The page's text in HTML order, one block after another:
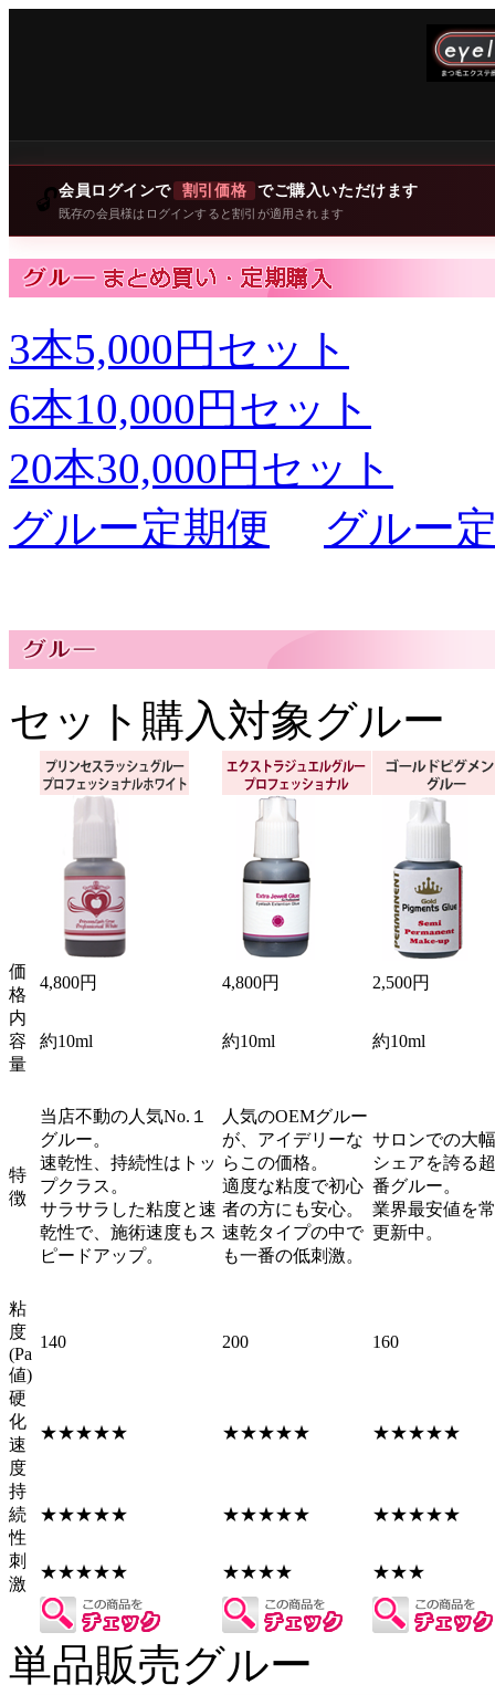
🔓会員ログインで 割引価格 でご購入いただけます
既存の会員様はログインすると割引が適用されます
3本5,000円セット
6本10,000円セット
20本30,000円セット
グルー定期便
グルー
セット購入対象グルー
価
格
4,800円 4,800円
2,500円
内
容
量
約10ml 約10ml 約10ml
特
徴
当店不動の人気No.１
グルー。
速乾性、持続性はトッ
プクラス。
サラサラした粘度と速
乾性で、施術速度もス
ピードアップ。
人気のOEMグルー
が、アイデリーな
らこの価格。
適度な粘度で初心
者の方にも安心。
速乾タイプの中で
も一番の低刺激。
サロンでの大
シェアを誇る
番グルー。
業界最安値を
更新中。
粘
度
(Pa
値)
140 200 160
硬
化
速
度
★★★★★ ★★★★★ ★★★★★
持
続
性
★★★★★ ★★★★★ ★★★★★
刺
激
★★★★★ ★★★★ ★★★
単品販売グルー